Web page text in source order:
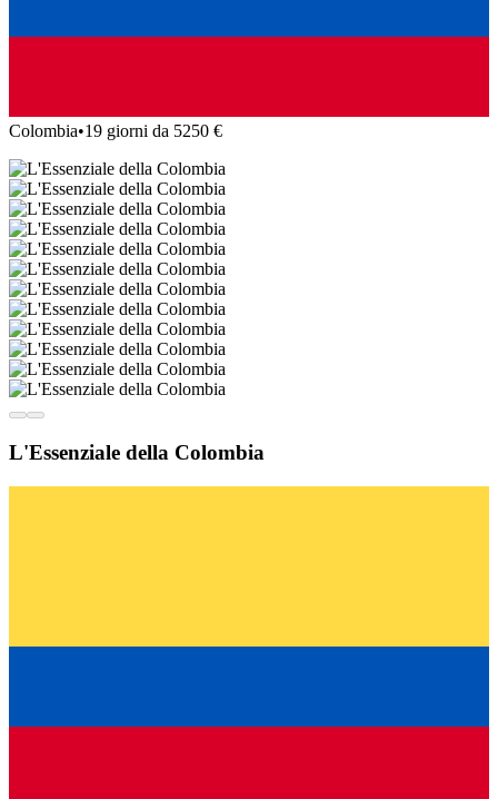
Colombia•19 giorni da 5250 €
L'Essenziale della Colombia